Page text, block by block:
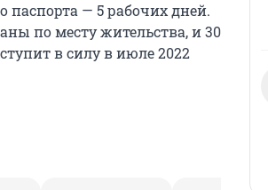
паспорта — 5 рабочих дней.
по месту жительства, и 30
в силу в июле 2022